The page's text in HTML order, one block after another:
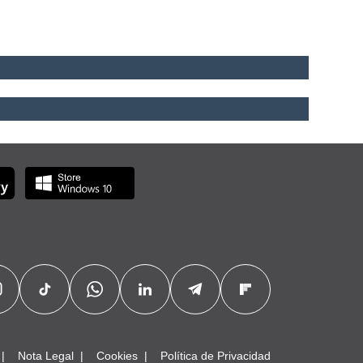
Nota Legal Cookies Política de Privacidad